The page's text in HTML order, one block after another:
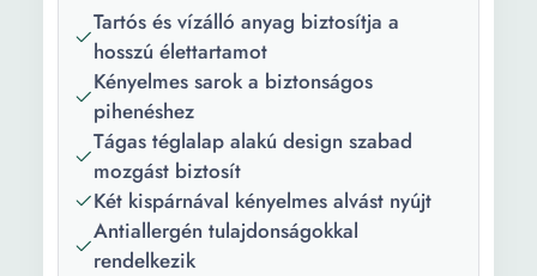
Szélesség:
75 cm
Tartós és vízálló anyag biztosítja a
hosszú élettartamot
Kényelmes sarok a biztonságos
pihenéshez
Tágas téglalap alakú design szabad
mozgást biztosít
Két kispárnával kényelmes alvást nyújt
Antiallergén tulajdonságokkal
rendelkezik